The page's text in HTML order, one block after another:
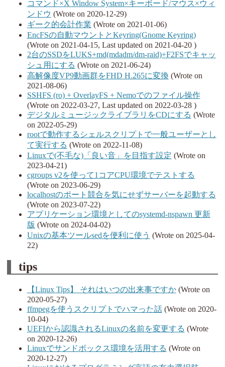
コマンド×X Window System×キーボード/マウス×ウィ
ンドウ (Wrote on 2020-12-29)
ギーク的会計作業 (Wrote on 2021-01-06)
EncFSの自動マウントとKeyring(Gnome Keyring)
(Wrote on 2021-04-15, Last updated on 2021-04-20 )
2台のSSDをLUKS+md(mdadm/dm-raid)+F2FSでキャッ
シュ用にする (Wrote on 2021-06-24)
高解像度VP9動画群をFHD H.265に変換 (Wrote on
2021-08-06)
SSHFS (ro) + OverlayFS + Nemoでのファイル操作
(Wrote on 2022-03-27, Last updated on 2022-03-28 )
デジタルミュージックライブラリをCDにする (Wrote
on 2022-05-29)
rootで動作するシェルスクリプトで一般ユーザーとし
て実行する (Wrote on 2022-11-08)
Linuxで(不毛な)「良い音」を目指す設定 (Wrote on
2023-04-21)
cgroups v2を使って1コアCPU環境でテストする
(Wrote on 2023-06-29)
localhostのポート競合を気にせずサーバーを起動する
(Wrote on 2023-07-22)
アプリケーション環境としてのsystemd-nspawn 更新
版 (Wrote on 2024-04-02)
Unixの基本ツールsedを便利に使う (Wrote on 2025-04-
22)
tips
【Linux Tips】 それはいつの出来事ですか(Wrote on
2020-05-27)
ffmpegを使うスクリプトでハマった話(Wrote on 2020-
10-04)
UEFIから認識されるLinuxの名前を変更する (Wrote
on 2020-12-26)
Linuxでサンドボックス環境を活用する (Wrote on
2020-12-27)